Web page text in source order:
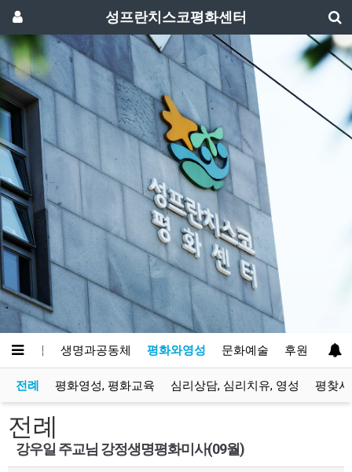
성프란치스코평화센터
알림 생명과공동체 평화와영성 문화예술 후원 방
전례 평화영성, 평화교육 심리상담, 심리치유, 영성 평찾
전례
강우일 주교님 강정생명평화미사(09월)